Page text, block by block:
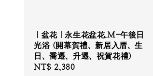
｜盆花｜永生花盆花.M-午後日
光浴 (開幕賀禮、新居入厝、生
日、喬遷、升遷、祝賀花禮)
Regular
NT$ 2,380